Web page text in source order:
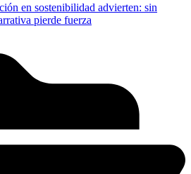
en sostenibilidad advierten: sin
pierde fuerza